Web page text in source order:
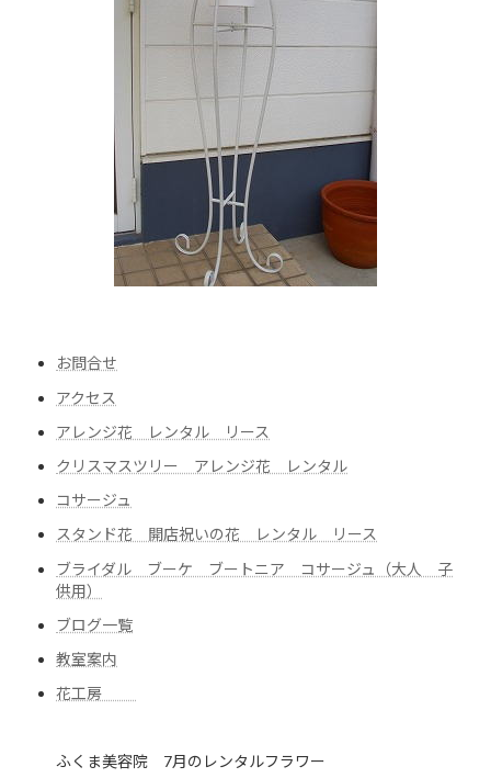
お問合せ
アクセス
アレンジ花 レンタル リース
クリスマスツリー アレンジ花 レンタル
コサージュ
スタンド花 開店祝いの花 レンタル リース
ブライダル ブーケ ブートニア コサージュ（大人 子
供用）
ブログ一覧
教室案内
花工房
ふくま美容院 7月のレンタルフラワー